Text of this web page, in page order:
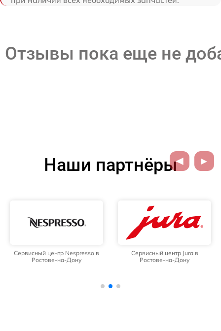
Отзывы пока еще не
Наши партнёры
Сервисный центр Nespresso в
Ростове-на-Дону
Сервисный центр Jura в
Ростове-на-Дону